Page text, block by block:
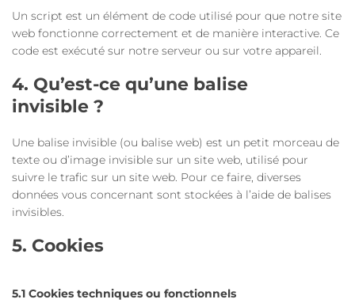
Un script est un élément de code utilisé pour que notre site
web fonctionne correctement et de manière interactive. Ce
code est exécuté sur notre serveur ou sur votre appareil.
4. Qu’est-ce qu’une balise
invisible ?
Une balise invisible (ou balise web) est un petit morceau de
texte ou d’image invisible sur un site web, utilisé pour
suivre le trafic sur un site web. Pour ce faire, diverses
données vous concernant sont stockées à l’aide de balises
invisibles.
5. Cookies
5.1 Cookies techniques ou fonctionnels